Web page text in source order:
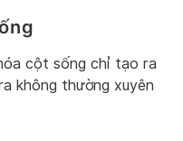
cột sống chỉ tạo ra
không thường xuyên